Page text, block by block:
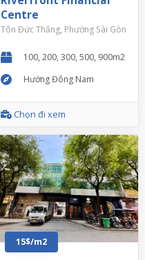
Centre
Tôn Đức Thắng, Phường Sài Gòn
100, 200, 300, 500, 900m2
Hướng Đông Nam
Chọn đi xem
15$/m2